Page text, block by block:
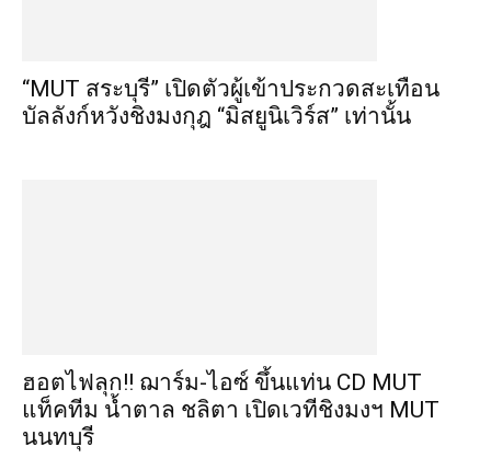
“MUT สระบุรี” เปิดตัวผู้เข้าประกวดสะเทือน
บัลลังก์หวังชิงมงกุฎ “มิสยูนิเวิร์ส” เท่านั้น
ฮอตไฟลุก!! ฌาร์ม-ไอซ์ ขึ้นแท่น CD MUT
แท็คทีม น้ำตาล ชลิตา เปิดเวทีชิงมงฯ MUT
นนทบุรี